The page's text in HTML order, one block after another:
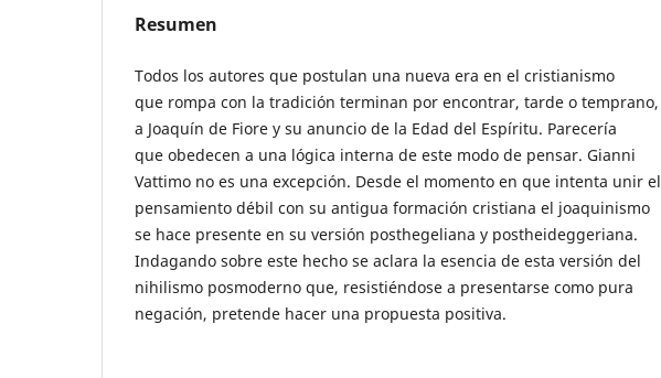
Resumen
Todos los autores que postulan una nueva era en el cristianismo
que rompa con la tradición terminan por encontrar, tarde o temprano,
a Joaquín de Fiore y su anuncio de la Edad del Espíritu. Parecería
que obedecen a una lógica interna de este modo de pensar. Gianni
Vattimo no es una excepción. Desde el momento en que intenta unir el
pensamiento débil con su antigua formación cristiana el joaquinismo
se hace presente en su versión posthegeliana y postheideggeriana.
Indagando sobre este hecho se aclara la esencia de esta versión del
nihilismo posmoderno que, resistiéndose a presentarse como pura
negación, pretende hacer una propuesta positiva.